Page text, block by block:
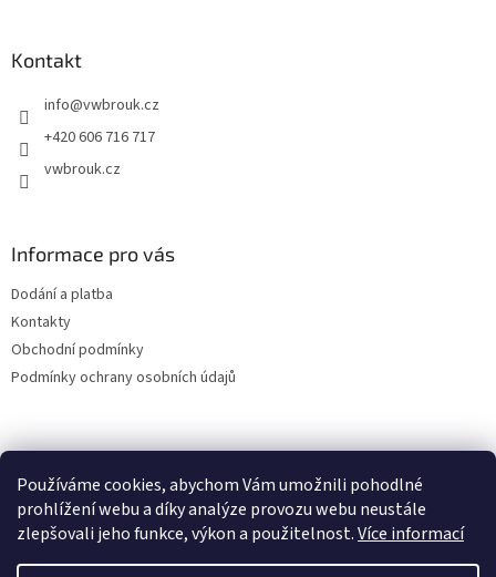
Používáme cookies, abychom Vám umožnili pohodlné
prohlížení webu a díky analýze provozu webu neustále
zlepšovali jeho funkce, výkon a použitelnost.Více informací
Kontakt
info@vwbrouk.cz
+420 606 716 717
vwbrouk.cz
Informace pro vás
Dodání a platba
Kontakty
Obchodní podmínky
Podmínky ochrany osobních údajů